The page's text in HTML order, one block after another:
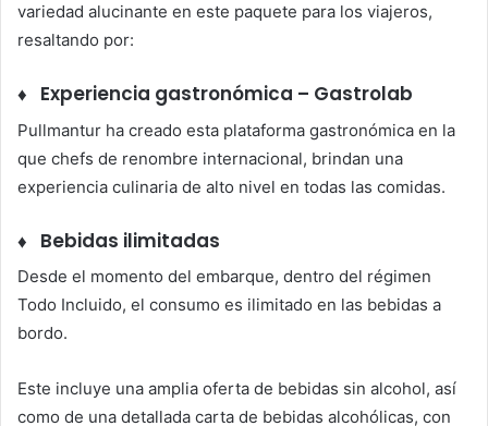
variedad alucinante en este paquete para los viajeros,
resaltando por:
♦ Experiencia gastronómica – Gastrolab
Pullmantur ha creado esta plataforma gastronómica en la
que chefs de renombre internacional, brindan una
experiencia culinaria de alto nivel en todas las comidas.
♦ Bebidas ilimitadas
Desde el momento del embarque, dentro del régimen
Todo Incluido, el consumo es ilimitado en las bebidas a
bordo.
Este incluye una amplia oferta de bebidas sin alcohol, así
como de una detallada carta de bebidas alcohólicas, con